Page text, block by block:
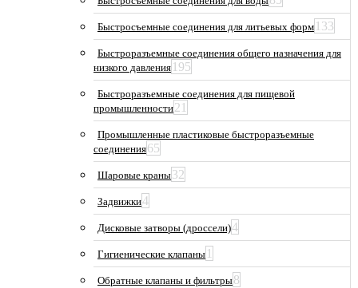
Быстросъемные соединения для литьевых форм 133
Быстроразъемные соединения общего назначения для
низкого давления 195
Быстроразъемные соединения для пищевой
промышленности21
Промышленные пластиковые быстроразъемные
соединения65
Шаровые краны32
Задвижки4
Дисковые затворы (дроссели)4
Гигиенические клапаны 1
Обратные клапаны и фильтры8